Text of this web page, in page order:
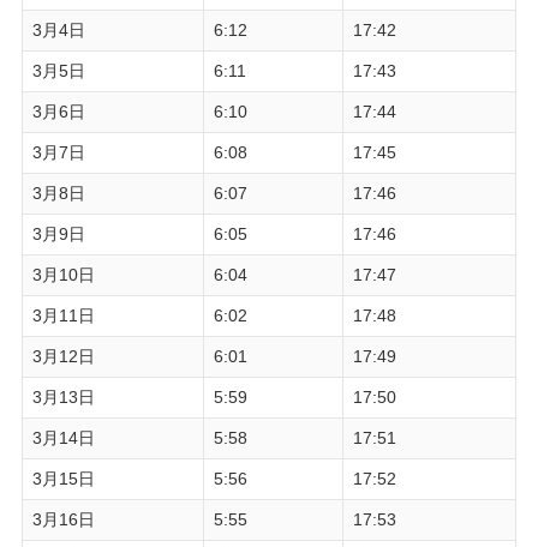
3月4日 6:12 17:42
3月5日 6:11 17:43
3月6日 6:10 17:44
3月7日 6:08 17:45
3月8日 6:07 17:46
3月9日 6:05 17:46
3月10日 6:04 17:47
3月11日 6:02 17:48
3月12日 6:01 17:49
3月13日 5:59 17:50
3月14日 5:58 17:51
3月15日 5:56 17:52
3月16日 5:55 17:53